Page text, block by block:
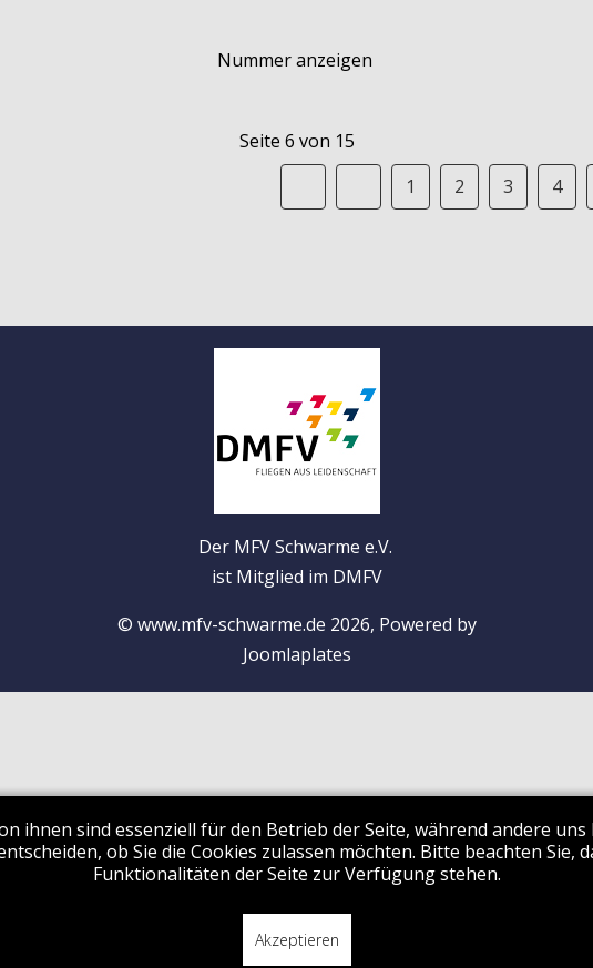
Nummer anzeigen
Seite 6 von 15
1
2 3 4
Der MFV Schwarme e.V.
ist Mitglied im DMFV
© www.mfv-schwarme.de 2026, Powered by
Joomlaplates
ihnen sind essenziell für den Betrieb der Seite, während andere
ob Sie die Cookies zulassen möchten. Bitte beachten
Funktionalitäten der Seite zur Verfügung stehen.
Akzeptieren